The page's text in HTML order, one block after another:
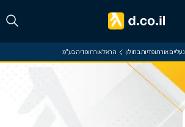
נעליים אורתופדיות בחולון הראל אורתופדיה בע"מ